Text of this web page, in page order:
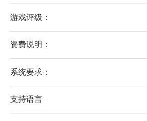
游戏评级：
资费说明：
系统要求：
支持语言